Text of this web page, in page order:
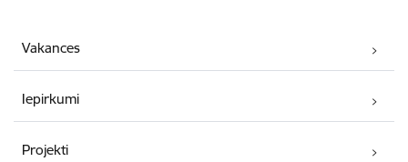
Vakances
Iepirkumi
Projekti